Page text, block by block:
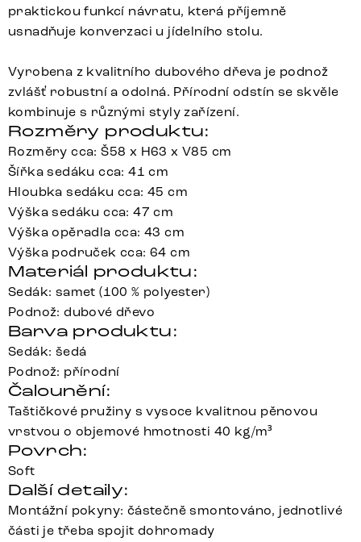
praktickou funkcí návratu, která příjemně
usnadňuje konverzaci u jídelního stolu.
Vyrobena z kvalitního dubového dřeva je podnož
zvlášť robustní a odolná. Přírodní odstín se skvěle
kombinuje s různými styly zařízení.
Rozměry produktu:
Rozměry cca: Š58 x H63 x V85 cm
Šířka sedáku cca: 41 cm
Hloubka sedáku cca: 45 cm
Výška sedáku cca: 47 cm
Výška opěradla cca: 43 cm
Výška područek cca: 64 cm
Materiál produktu:
Sedák: samet (100 % polyester)
Podnož: dubové dřevo
Barva produktu:
Sedák: šedá
Podnož: přírodní
Čalounění:
Taštičkové pružiny s vysoce kvalitnou pěnovou
vrstvou o objemové hmotnosti 40 kg/m³
Povrch:
Soft
Další detaily:
Montážní pokyny: částečně smontováno, jednotlivé
části je třeba spojit dohromady